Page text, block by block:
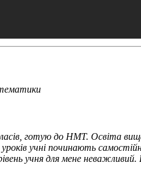
готую до НМТ. Освіта
учні починають
учня для мене